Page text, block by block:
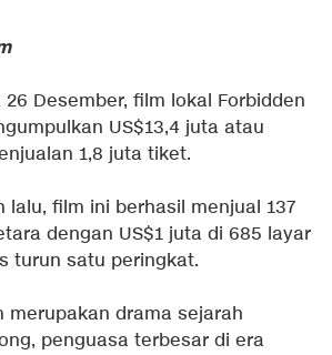
Desember, film lokal Forbidden
US$13,4 juta atau
1,8 juta tiket.
lalu, film ini berhasil menjual 137
dengan US$1 juta di 685 layar
turun satu peringkat.
merupakan drama sejarah
penguasa terbesar di era